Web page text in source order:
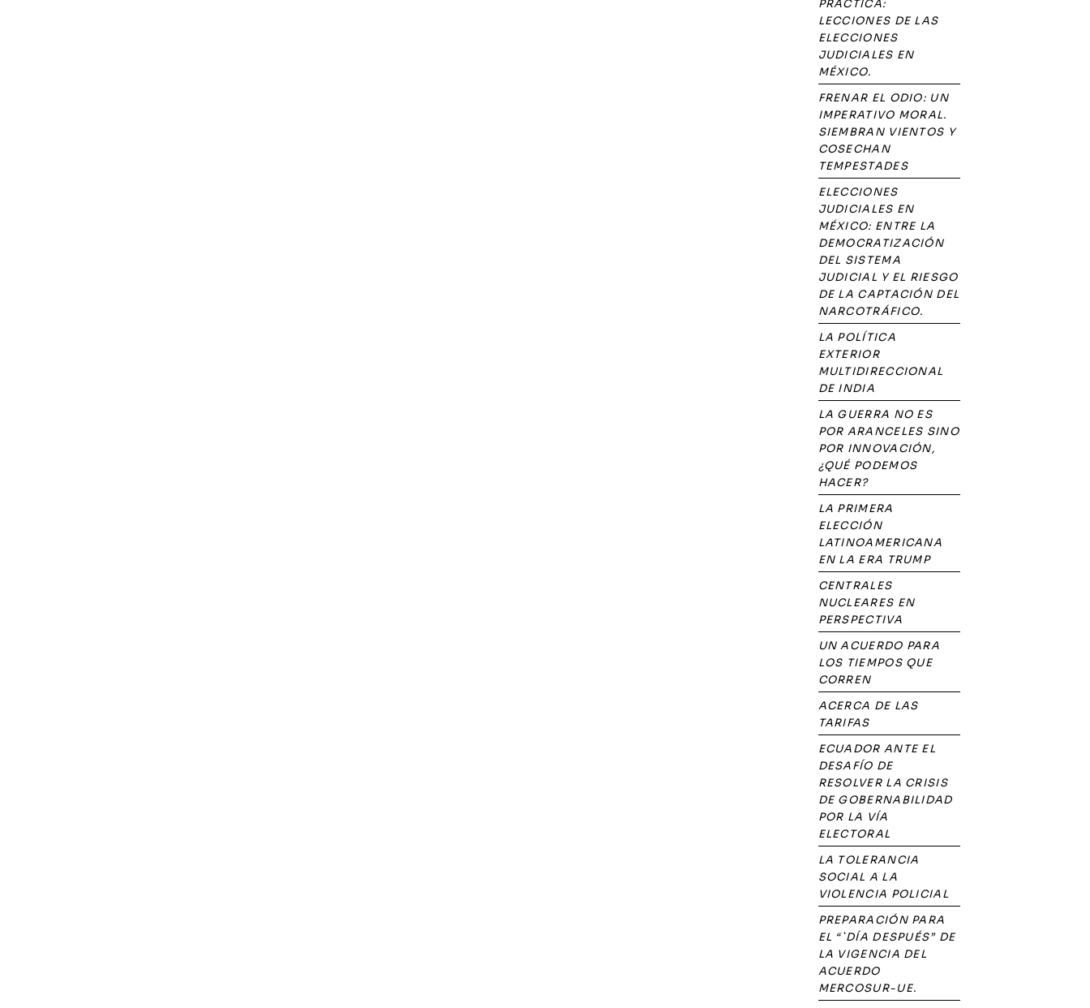
PRÁCTICA:
LECCIONES DE LAS
ELECCIONES
JUDICIALES EN
MÉXICO.
FRENAR EL ODIO: UN
IMPERATIVO MORAL.
SIEMBRAN VIENTOS Y
COSECHAN
TEMPESTADES
ELECCIONES
JUDICIALES EN
MÉXICO: ENTRE LA
DEMOCRATIZACIÓN
DEL SISTEMA
JUDICIAL Y EL RIESGO
DE LA CAPTACIÓN DEL
NARCOTRÁFICO.
LA POLÍTICA
EXTERIOR
MULTIDIRECCIONAL
DE INDIA
LA GUERRA NO ES
POR ARANCELES SINO
POR INNOVACIÓN,
¿QUÉ PODEMOS
HACER?
LA PRIMERA
ELECCIÓN
LATINOAMERICANA
EN LA ERA TRUMP
CENTRALES
NUCLEARES EN
PERSPECTIVA
UN ACUERDO PARA
LOS TIEMPOS QUE
CORREN
ACERCA DE LAS
TARIFAS
ECUADOR ANTE EL
DESAFÍO DE
RESOLVER LA CRISIS
DE GOBERNABILIDAD
POR LA VÍA
ELECTORAL
LA TOLERANCIA
SOCIAL A LA
VIOLENCIA POLICIAL
PREPARACIÓN PARA
EL “`DÍA DESPUÉS” DE
LA VIGENCIA DEL
ACUERDO
MERCOSUR-UE.